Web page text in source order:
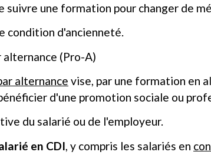
suivre une formation pour changer de
condition d'ancienneté.
(Pro-A)
alternance vise, par une formation en
d'une promotion sociale ou
du salarié ou de l'employeur.
en CDI, y compris les salariés en